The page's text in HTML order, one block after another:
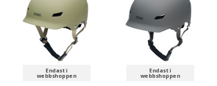
Endast i
webbshoppen
Endast i
webbshoppen